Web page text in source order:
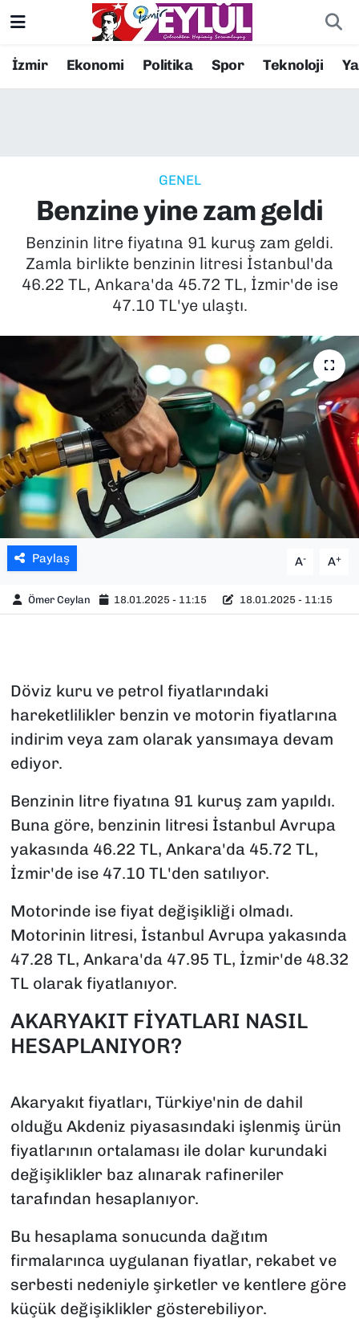
İzmir Ekonomi Politika Spor Teknoloji
GENEL
Benzine yine zam geldi
Benzinin litre fiyatına 91 kuruş zam geldi.
Zamla birlikte benzinin litresi İstanbul'da
46.22 TL, Ankara'da 45.72 TL, İzmir'de ise
47.10 TL'ye ulaştı.
Paylaş A- A+
Ömer Ceylan 18.01.2025 - 11:15 18.01.2025 - 11:15
Döviz kuru ve petrol fiyatlarındaki
hareketlilikler benzin ve motorin fiyatlarına
indirim veya zam olarak yansımaya devam
ediyor.
Benzinin litre fiyatına 91 kuruş zam yapıldı.
Buna göre, benzinin litresi İstanbul Avrupa
yakasında 46.22 TL, Ankara'da 45.72 TL,
İzmir'de ise 47.10 TL'den satılıyor.
Motorinde ise fiyat değişikliği olmadı.
Motorinin litresi, İstanbul Avrupa yakasında
47.28 TL, Ankara'da 47.95 TL, İzmir'de 48.32
TL olarak fiyatlanıyor.
AKARYAKIT FİYATLARI NASIL
HESAPLANIYOR?
Akaryakıt fiyatları, Türkiye'nin de dahil
olduğu Akdeniz piyasasındaki işlenmiş ürün
fiyatlarının ortalaması ile dolar kurundaki
değişiklikler baz alınarak rafineriler
tarafından hesaplanıyor.
Bu hesaplama sonucunda dağıtım
firmalarınca uygulanan fiyatlar, rekabet ve
serbesti nedeniyle şirketler ve kentlere göre
küçük değişiklikler gösterebiliyor.
Resmi İlanlar
EKONOMİ
KÜLTÜR SANAT
POLİTİKA
SAĞLIK
SPOR
TEKNOLOJİ
YAŞAM
YEREL YÖNETİMLER
Konak Nöbetçi Eczaneler
Süper Lig Puan Durumu ve Fikstür
Tüm Manşetler
Son Dakika Haberleri
Haber Arşivi